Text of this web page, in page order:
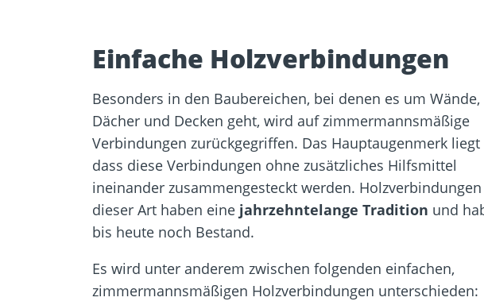
Einfache Holzverbindungen
Besonders in den Baubereichen, bei denen es um Wände,
Dächer und Decken geht, wird auf zimmermannsmäßige
Verbindungen zurückgegriffen. Das Hauptaugenmerk liegt
dass diese Verbindungen ohne zusätzliches Hilfsmittel
ineinander zusammengesteckt werden. Holzverbindungen
dieser Art haben eine jahrzehntelange Tradition und
bis heute noch Bestand.
Es wird unter anderem zwischen folgenden einfachen,
zimmermannsmäßigen Holzverbindungen unterschieden: